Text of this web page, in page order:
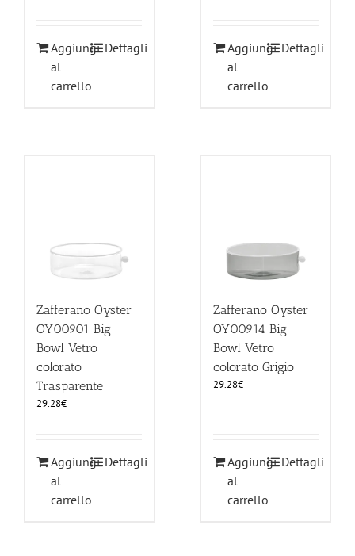
Aggiungi
al
carrello
Dettagli
Aggiungi
al
carrello
Dettagli
Zafferano Oyster
OY00901 Big
Bowl Vetro
colorato
Trasparente
29.28€
Aggiungi
al
carrello
Dettagli
Zafferano Oyster
OY00914 Big
Bowl Vetro
colorato Grigio
29.28€
Aggiungi
al
carrello
Dettagli